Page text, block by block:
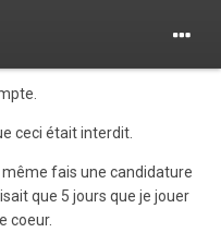
ceci était interdit.
fais une candidature
que 5 jours que je jouer
coeur.